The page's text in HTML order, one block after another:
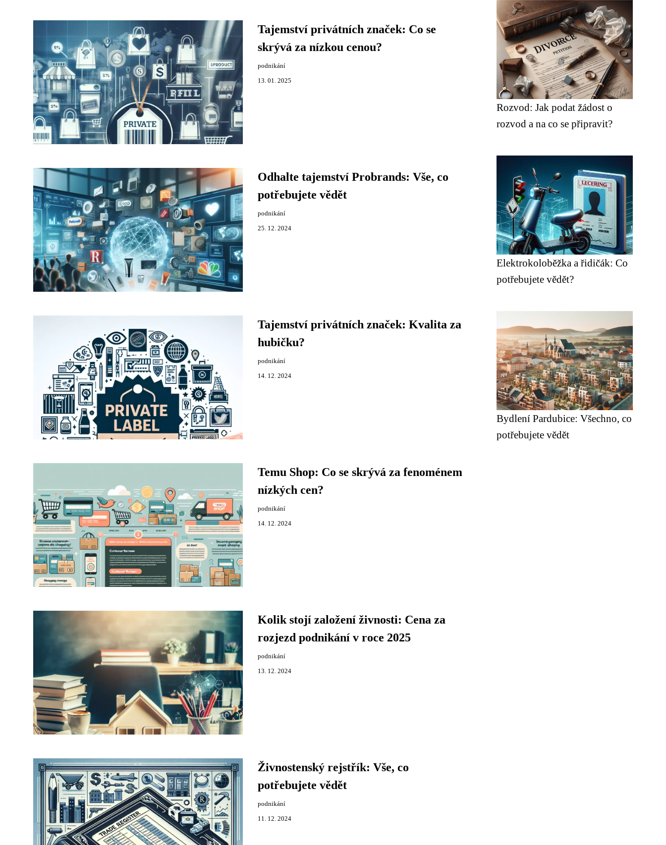
Tajemství privátních značek: Co se
skrývá za nízkou cenou?
podnikání
13. 01. 2025
Odhalte tajemství Probrands: Vše, co
potřebujete vědět
podnikání
25. 12. 2024
Tajemství privátních značek: Kvalita za
hubičku?
podnikání
14. 12. 2024
Temu Shop: Co se skrývá za fenoménem
nízkých cen?
podnikání
14. 12. 2024
Kolik stojí založení živnosti: Cena za
rozjezd podnikání v roce 2025
podnikání
13. 12. 2024
Živnostenský rejstřík: Vše, co
potřebujete vědět
podnikání
11. 12. 2024
Rozvod: Jak podat žádost o
rozvod a na co se připravit?
Elektrokoloběžka a řidičák: Co
potřebujete vědět?
Bydlení Pardubice: Všechno, co
potřebujete vědět